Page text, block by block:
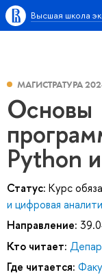
Высшая школа
МАГИСТРАТУРА
Основы
Python
Статус: Курс
и цифровая
Направление:
Кто читает:
Где читается: